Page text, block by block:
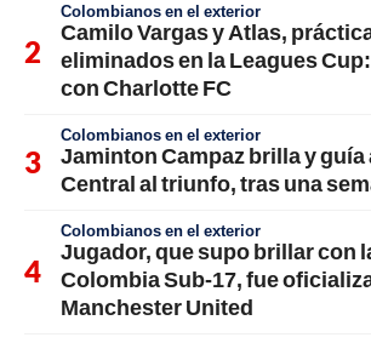
Colombianos en el exterior
Camilo Vargas y Atlas,
eliminados en la Leagues
con Charlotte FC
Colombianos en el exterior
Jaminton Campaz brilla y guía
Central al triunfo, tras una
Colombianos en el exterior
Jugador, que supo brillar con
Colombia Sub-17, fue
Manchester United